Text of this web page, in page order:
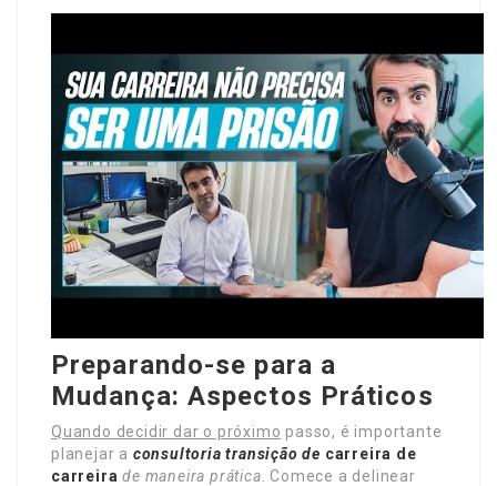
Preparando-se para a
Mudança: Aspectos Práticos
Quando decidir dar o próximo passo, é importante
planejar a consultoria transição de carreira de
carreira de maneira prática . Comece a delinear